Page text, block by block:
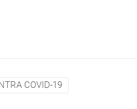
COVID-19